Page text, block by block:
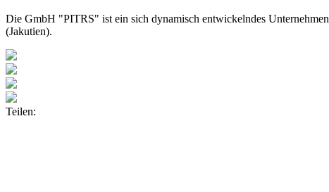
Die GmbH "PITRS" ist ein sich dynamisch entwickelndes
(Jakutien).
Teilen: